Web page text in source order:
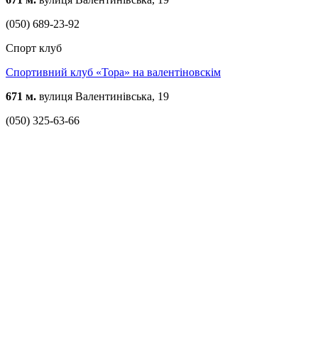
(050) 689-23-92
Спорт клуб
Спортивний клуб «Тора» на валентіновскім
671 м. вулиця Валентинівська, 19
(050) 325-63-66